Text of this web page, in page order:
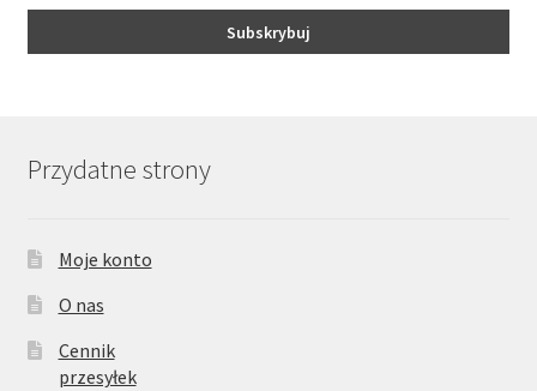
Przydatne strony
Moje konto
O nas
Cennik
przesyłek